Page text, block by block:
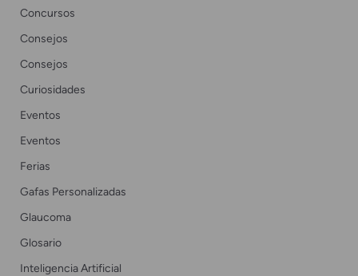
Concursos
Consejos
Consejos
Curiosidades
Eventos
Eventos
Ferias
Gafas Personalizadas
Glaucoma
Glosario
Inteligencia Artificial